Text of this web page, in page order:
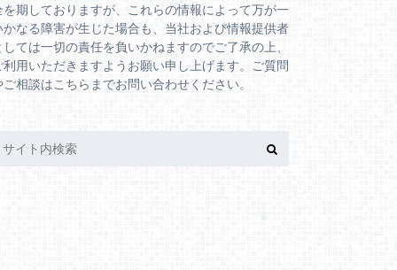
を期しておりますが、これらの情報によって万が一
かなる障害が生じた場合も、当社および情報提供者
しては一切の責任を負いかねますのでご了承の上、
利用いただきますようお願い申し上げます。ご質問
ご相談はこちら までお問い合わせください。